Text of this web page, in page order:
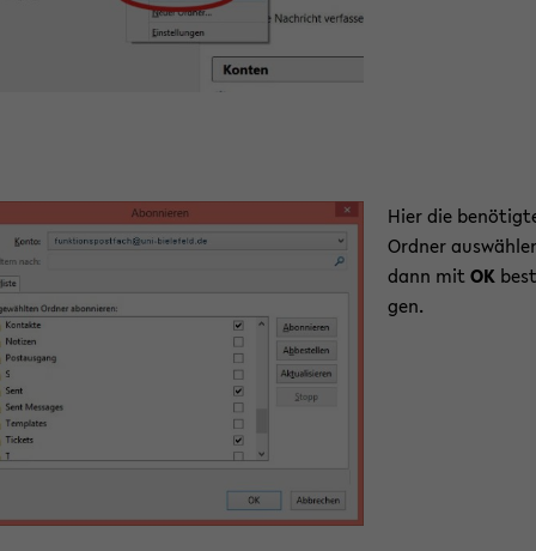
Hier die
Ord­ner
dann mitOK
gen.